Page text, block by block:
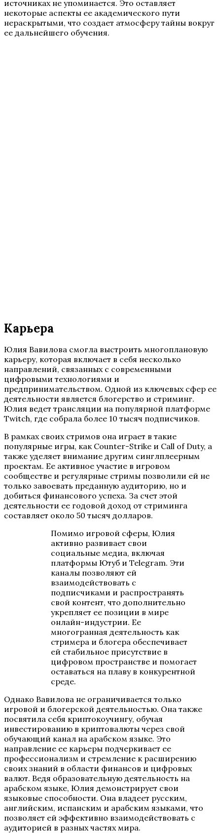
источниках не упоминается. Это оставляет
некоторые аспекты ее академического пути
нераскрытыми, что создает атмосферу тайны вокруг
ее дальнейшего обучения.
Карьера
Юлия Вавилова смогла выстроить многоплановую
карьеру, которая включает в себя несколько
направлений, связанных с современными
цифровыми технологиями и
предпринимательством. Одной из ключевых сфер ее
деятельности является блогерство и стриминг.
Юлия ведет трансляции на популярной платформе
Twitch, где собрала более 10 тысяч подписчиков.
В рамках своих стримов она играет в такие
популярные игры, как Counter-Strike и Call of Duty, а
также уделяет внимание другим синглплеерным
проектам. Ее активное участие в игровом
сообществе и регулярные стримы позволили ей не
только завоевать преданную аудиторию, но и
добиться финансового успеха. За счет этой
деятельности ее годовой доход от стриминга
составляет около 50 тысяч долларов.
Помимо игровой сферы, Юлия
активно развивает свои
социальные медиа, включая
платформы Ютуб и Telegram. Эти
каналы позволяют ей
взаимодействовать с
подписчиками и распространять
свой контент, что дополнительно
укрепляет ее позиции в мире
онлайн-индустрии. Ее
многогранная деятельность как
стримера и блогера обеспечивает
ей стабильное присутствие в
цифровом пространстве и помогает
оставаться на плаву в конкурентной
среде.
Однако Вавилова не ограничивается только
игровой и блогерской деятельностью. Она также
посвятила себя криптокоучингу, обучая
инвестированию в криптовалюты через свой
обучающий канал на арабском языке. Это
направление ее карьеры подчеркивает ее
профессионализм и стремление к расширению
своих знаний в области финансов и цифровых
валют. Ведя образовательную деятельность на
арабском языке, Юлия демонстрирует свои
языковые способности. Она владеет русским,
английским, испанским и арабским языками, что
позволяет ей эффективно взаимодействовать с
аудиторией в разных частях мира.